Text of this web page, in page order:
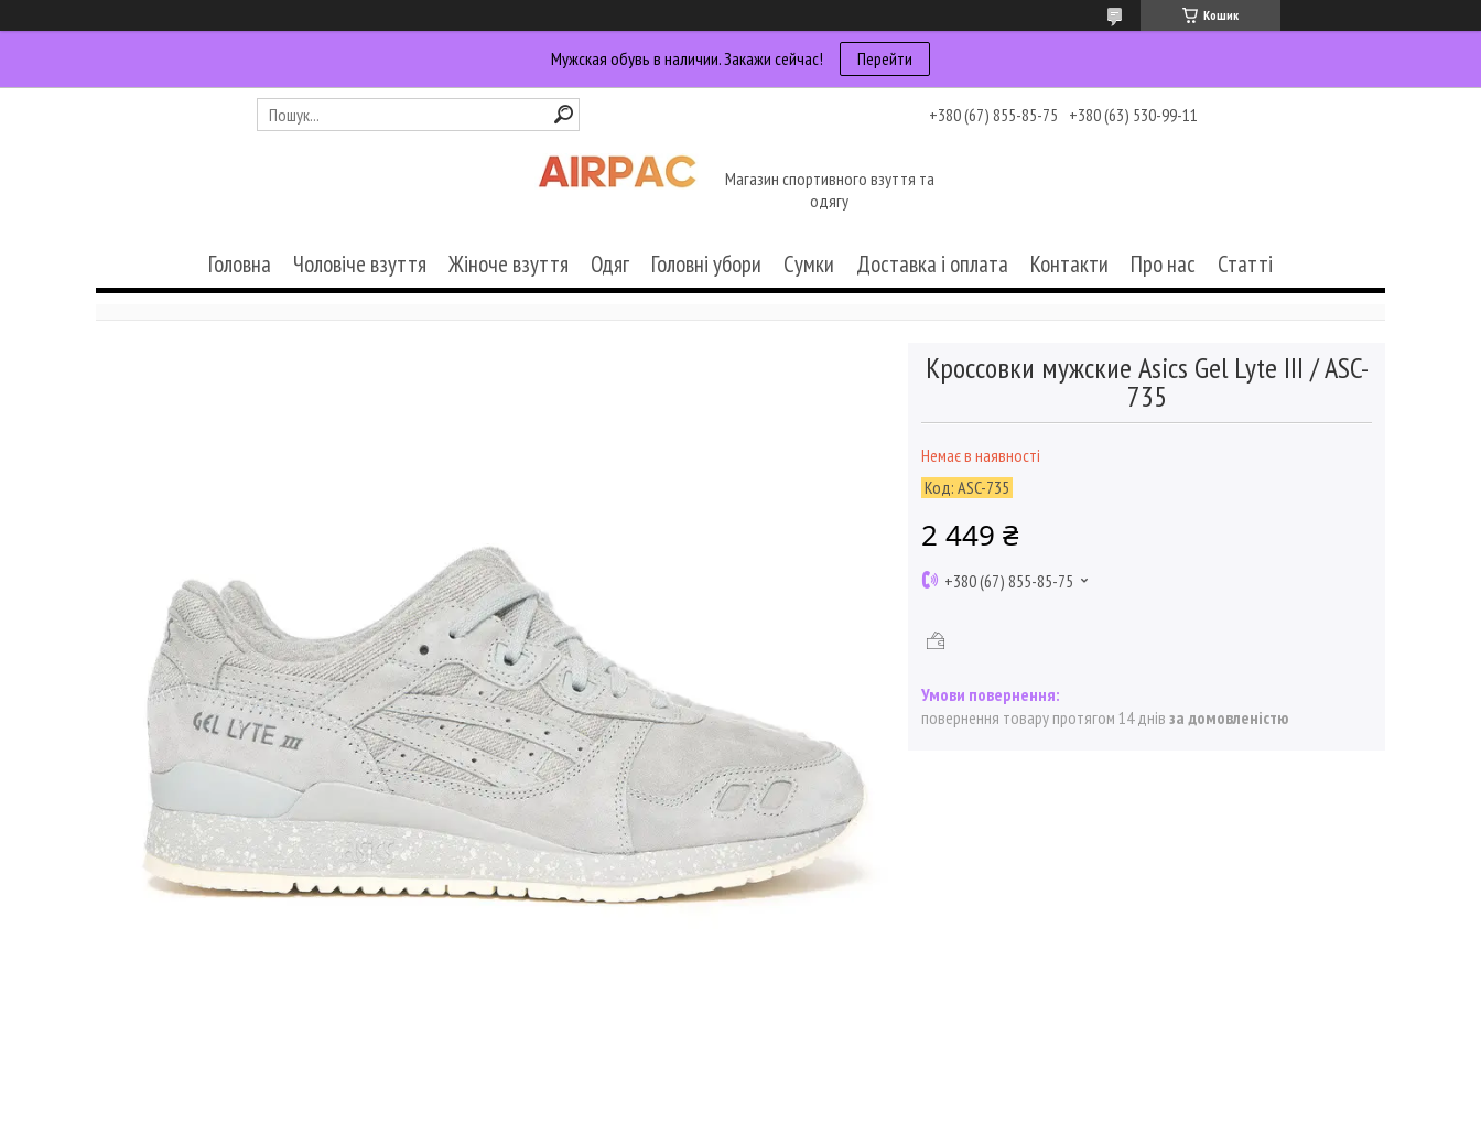
Кошик
Мужская обувь в наличии. Закажи сейчас! Перейти
+380 (67) 855-85-75 +380 (63) 530-99-11
Магазин спортивного взуття та
одягу
Головна Чоловіче взуття Жіноче взуття Одяг Головні убори Сумки Доставка і оплата Контакти Про нас Статті
Кроссовки мужские Asics Gel Lyte III / ASC-
735
Немає в наявності
Код: ASC-735
2 449 ₴
+380 (67) 855-85-75
повернення товару протягом 14 днів за домовленістю